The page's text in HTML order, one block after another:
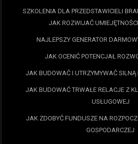
SZKOLENIA DLA PRZEDSTAWICIELI
JAK ROZWIJAĆ
NAJLEPSZY GENERATOR
JAK OCENIĆ POTENCJAŁ
JAK BUDOWAĆ I UTRZYMYWAĆ SILNĄ
JAK BUDOWAĆ TRWAŁE RELACJE Z
USŁUGOWEJ
JAK ZDOBYĆ FUNDUSZE NA
GOSPODARCZEJ